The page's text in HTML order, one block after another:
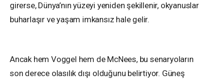
girerse, Dünya’nın yüzeyi yeniden şekillenir, okyanuslar
buharlaşır ve yaşam imkansız hale gelir.
Ancak hem Voggel hem de McNees, bu senaryoların
son derece olasılık dışı olduğunu belirtiyor. Güneş